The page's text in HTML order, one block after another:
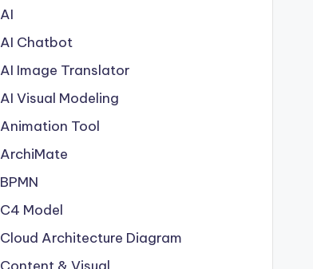
AI
AI Chatbot
AI Image Translator
AI Visual Modeling
Animation Tool
ArchiMate
BPMN
C4 Model
Cloud Architecture Diagram